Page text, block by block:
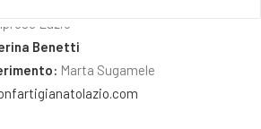
Lazio
Benetti
Marta Sugamele